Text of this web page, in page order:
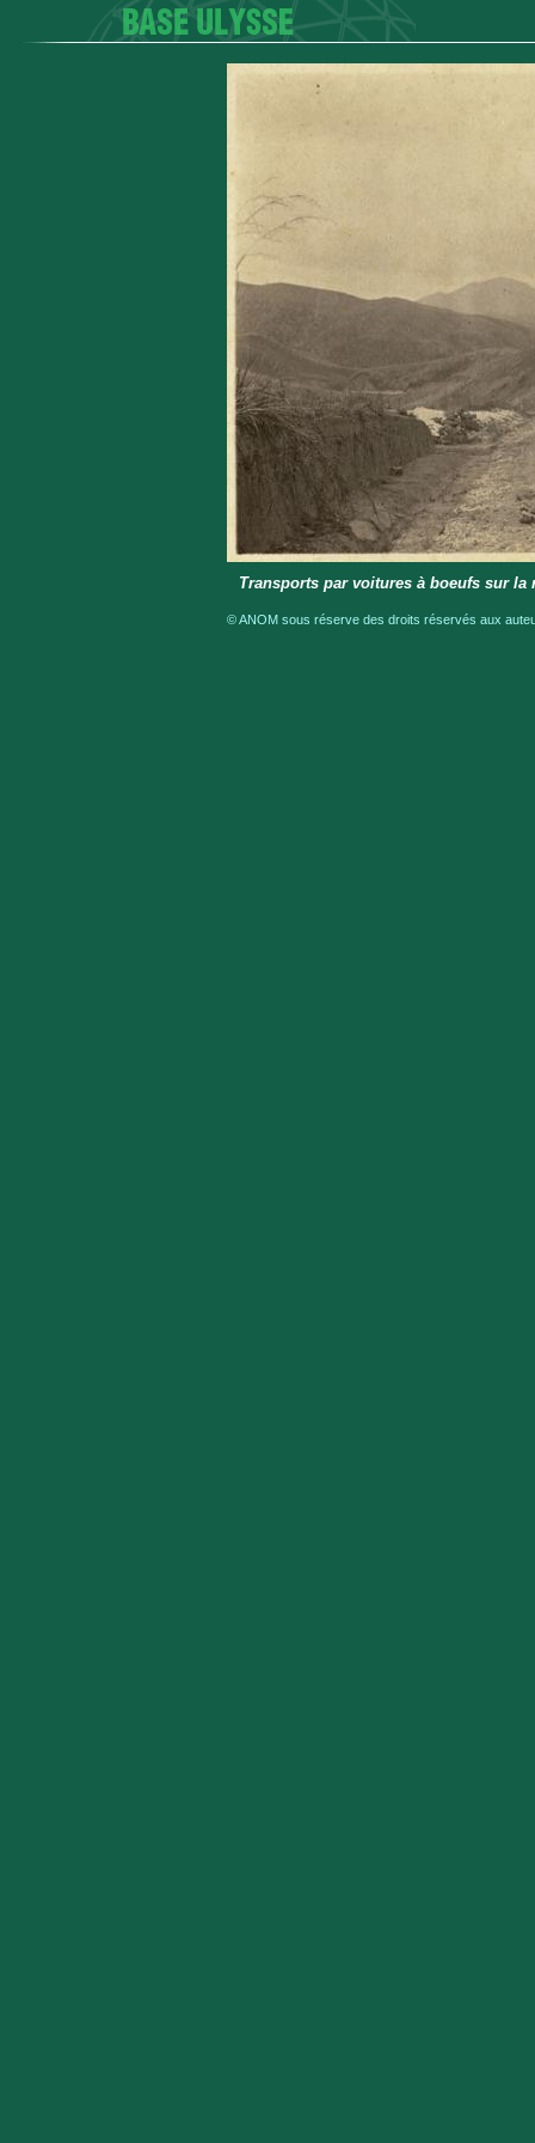
Transports par voitures à boeufs sur la
© ANOM sous réserve des droits réservés aux